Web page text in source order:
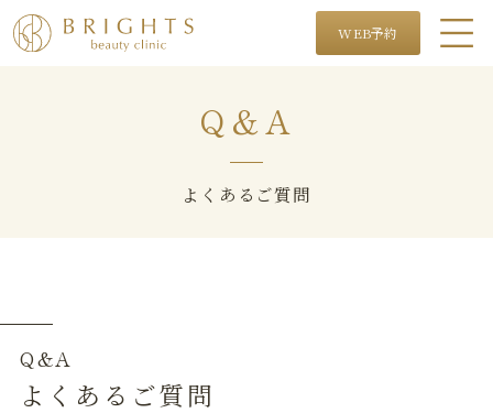
WEB予約
Q＆A
よくあるご質問
Q&A
よくあるご質問